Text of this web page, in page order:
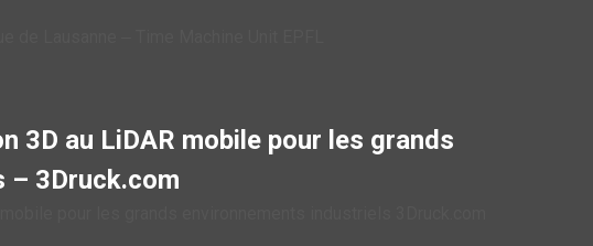
3D au LiDAR mobile pour les grands
– 3Druck.com